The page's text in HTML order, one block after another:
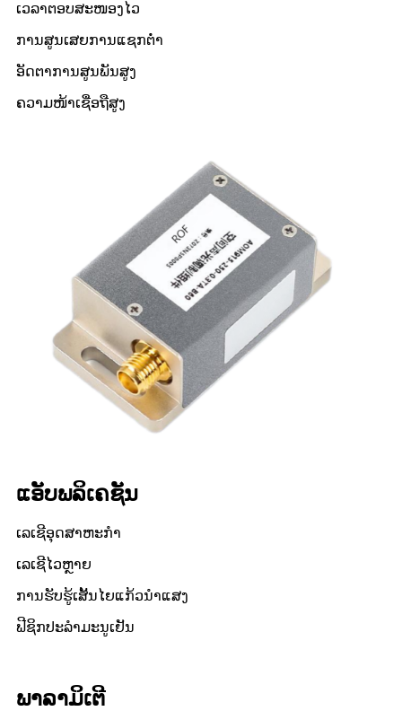
ເວລາຕອບສະໜອງໄວ
ການສູນເສຍການແຊກຕໍ່າ
ອັດຕາການສູນພັນສູງ
ຄວາມໜ້າເຊື່ອຖືສູງ
ແອັບພລິເຄຊັນ
ເລເຊີອຸດສາຫະກຳ
ເລເຊີໄວຫຼາຍ
ການຮັບຮູ້ເສັ້ນໄຍແກ້ວນຳແສງ
ຟີຊິກປະລໍາມະນູເຢັນ
ພາລາມິເຕີ